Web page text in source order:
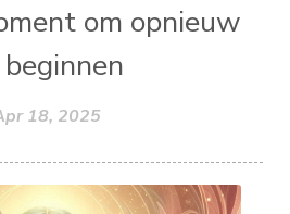
om opnieuw
18, 2025